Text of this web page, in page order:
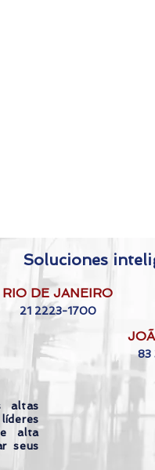
Soluciones
RIO DE JANEIRO
21 2223-1700
83
altas
alta
seus